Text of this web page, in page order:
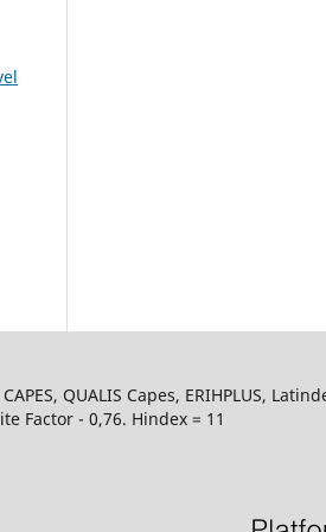
QUALIS Capes, ERIHPLUS,
Factor - 0,76. Hindex = 11